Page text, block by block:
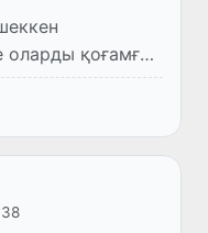
оларды қоғамға
туралы»